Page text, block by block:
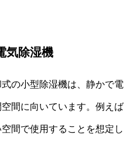
気除湿機
の小型除湿機は、静かで電
間に向いています。例えば
間で使用することを想定し